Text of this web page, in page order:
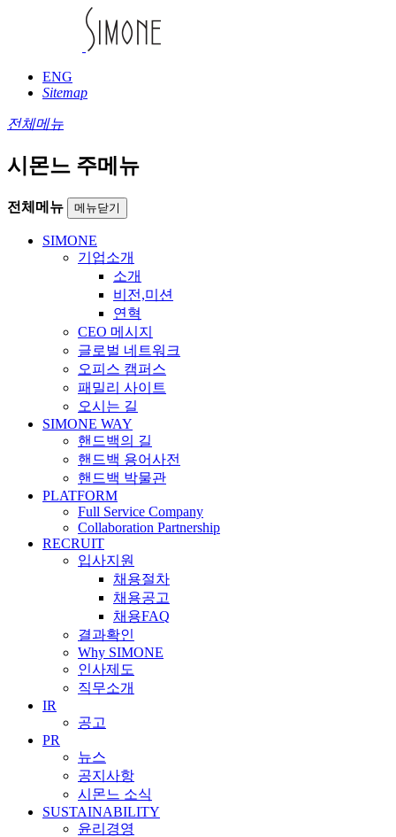
ENG
Sitemap
전체메뉴
시몬느 주메뉴
전체메뉴 메뉴닫기
SIMONE
기업소개
소개
비전,미션
연혁
CEO 메시지
글로벌 네트워크
오피스 캠퍼스
패밀리 사이트
오시는 길
SIMONE WAY
핸드백의 길
핸드백 용어사전
핸드백 박물관
PLATFORM
Full Service Company
Collaboration Partnership
RECRUIT
입사지원
채용절차
채용공고
채용FAQ
결과확인
Why SIMONE
인사제도
직무소개
IR
공고
PR
뉴스
공지사항
시몬느 소식
SUSTAINABILITY
윤리경영